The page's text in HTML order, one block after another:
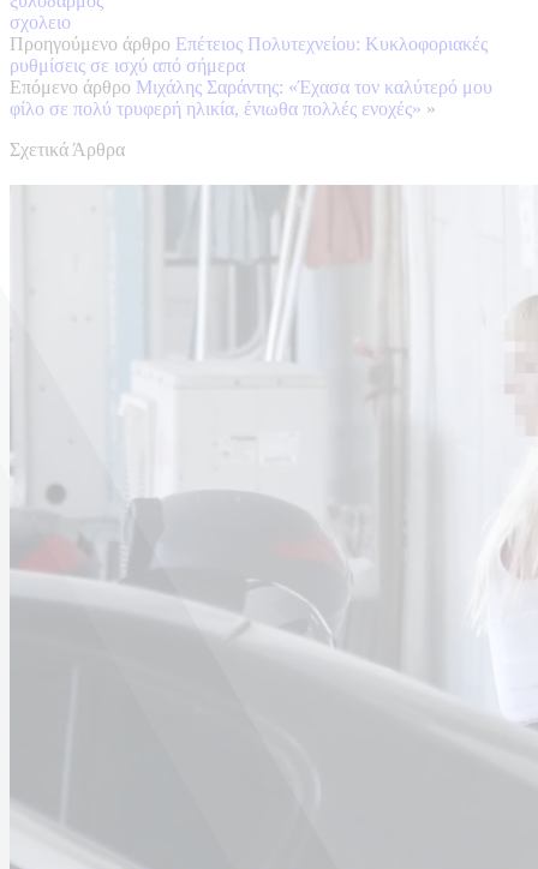
σχολειο
Προηγούμενο άρθρο Επέτειος Πολυτεχνείου: Κυκλοφοριακές
ρυθμίσεις σε ισχύ από σήμερα
Επόμενο άρθρο Μιχάλης Σαράντης: «Έχασα τον καλύτερό μου
φίλο σε πολύ τρυφερή ηλικία, ένιωθα πολλές ενοχές» »
Σχετικά Άρθρα